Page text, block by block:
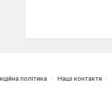
політика Наші контакти